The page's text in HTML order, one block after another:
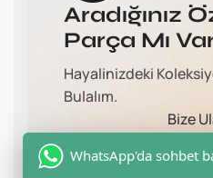
Aradığınız
Parça Mı
Hayalinizdeki
Bulalım.
Bize
WhatsApp'da sohbet